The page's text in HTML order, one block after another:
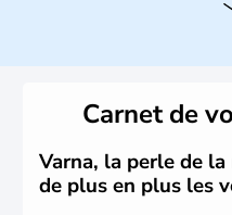
au Sud. Très puissant au
une république
caractéristique de la
montagnes et de plaines
Carnet de
Varna, la perle de
de plus en plus les